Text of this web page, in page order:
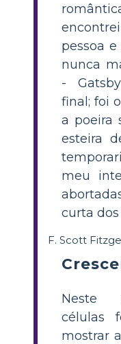
pessoa
nunca
-
final; foi
a poeira
esteira
meu
curta
F. Scott
Neste
células
mostrar